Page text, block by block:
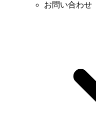
お問い合わせ